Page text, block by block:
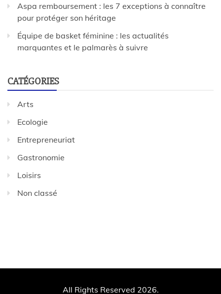
Aspa remboursement : les 7 exceptions à connaître
pour protéger son héritage
Équipe de basket féminine : les actualités
marquantes et le palmarès à suivre
CATÉGORIES
Arts
Ecologie
Entrepreneuriat
Gastronomie
Loisirs
Non classé
All Rights Reserved 2026.